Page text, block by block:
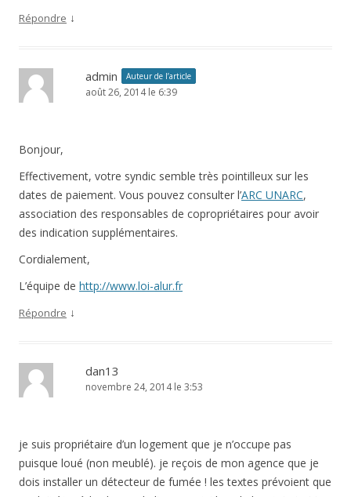
Répondre ↓
admin Auteur de l’article
août 26, 2014 le 6:39
Bonjour,
Effectivement, votre syndic semble très pointilleux sur les
dates de paiement. Vous pouvez consulter l’ARC UNARC,
association des responsables de copropriétaires pour avoir
des indication supplémentaires.
Cordialement,
L’équipe de http://www.loi-alur.fr
Répondre ↓
dan13
novembre 24, 2014 le 3:53
je suis propriétaire d’un logement que je n’occupe pas
puisque loué (non meublé). je reçois de mon agence que je
dois installer un détecteur de fumée ! les textes prévoient que